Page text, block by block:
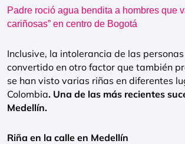
Padre roció agua bendita a hombres que
cariñosas” en centro de Bogotá
Inclusive, la intolerancia de las
convertido en otro factor que también
se han visto varias riñas en diferentes
Colombia. Una de las más recientes
Medellín.
Riña en la calle en Medellín